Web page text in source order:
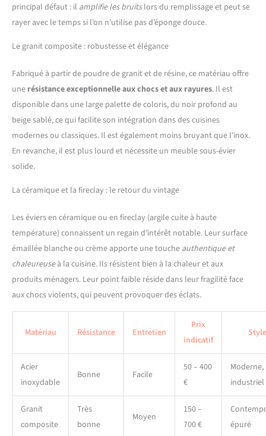
principal défaut : il amplifie les bruitslors du remplissage et peut se
rayer avec le temps si l’on n’utilise pas d’éponge douce.
Le granit composite : robustesse et élégance
Fabriqué à partir de poudre de granit et de résine, ce matériau offre
une résistance exceptionnelle aux chocs et aux rayures. Il est
disponible dans une large palette de coloris, du noir profond au
beige sablé, ce qui facilite son intégration dans des cuisines
modernes ou classiques. Il est également moins bruyant que l’inox.
En revanche, il est plus lourd et nécessite un meuble sous-évier
solide.
La céramique et la fireclay : le retour du vintage
Les éviers en céramique ou en fireclay (argile cuite à haute
température) connaissent un regain d’intérêt notable. Leur surface
émaillée blanche ou crème apporte une touche authentique et
chaleureuseà la cuisine. Ils résistent bien à la chaleur et aux
produits ménagers. Leur point faible réside dans leur fragilité face
aux chocs violents, qui peuvent provoquer des éclats.
Matériau Résistance Entretien
Prix
indicatif
Style
Acier
inoxydable
Bonne Facile
50 – 400
€
Moderne,
industriel
Granit
composite
Très
bonne
Moyen
150 –
700 €
épuré